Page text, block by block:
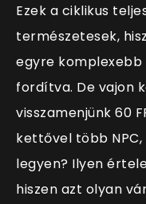
Ezek a ciklikus
természetesek,
egyre
fordítva. De vajon
visszamenjünk 60
kettővel több
legyen? Ilyen
hiszen azt olyan